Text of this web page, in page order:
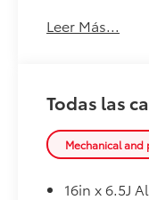
We’re a bold
Automotive’s
serving
Diego area,
with
experience
Leer Más...
Todas las
Mechanical and
16in x 6.5J